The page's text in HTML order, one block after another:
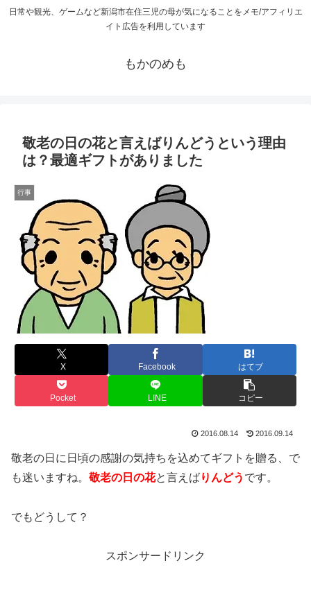
日常や観光、ゲームなど新潟市在住三児の母が気になることをメモ/アフィリエ
イト広告を利用しています
もかのめも
敬老の日の花と言えばりんどうという理由
は？最適ギフトがありました
行事
X Facebook はてブ
Pocket LINE コピー
2016.08.14 2016.09.14
敬老の日に日頃の感謝の気持ちを込めてギフトを贈る、で
も迷いますね。 敬老の日の花と言えばりんどう です。
でもどうして？
スポンサードリンク